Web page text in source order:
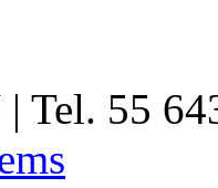
| Tel. 55